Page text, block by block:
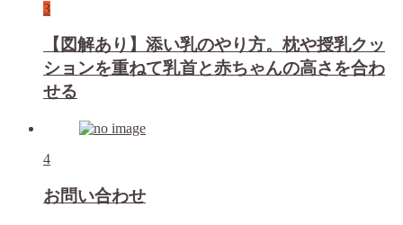
3
【図解あり】添い乳のやり方。枕や授乳クッ
ションを重ねて乳首と赤ちゃんの高さを合わ
せる
4
お問い合わせ